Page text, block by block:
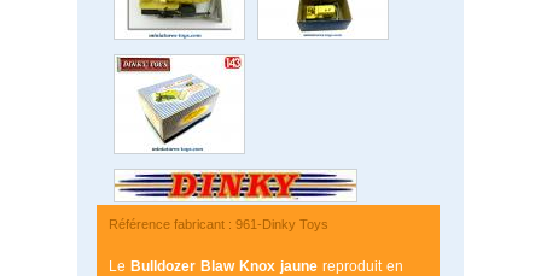
Référence fabricant : 961-Dinky Toys
Le Bulldozer Blaw Knox jaune reproduit en